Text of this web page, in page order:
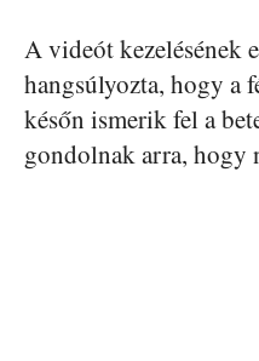
A videót kezelésének
hangsúlyozta, hogy a
későn ismerik fel a
gondolnak arra, hogy